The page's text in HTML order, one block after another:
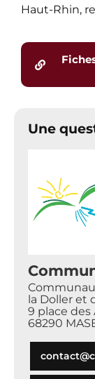
Haut-Rhin,
Une
la Doller et
9 place des
68290